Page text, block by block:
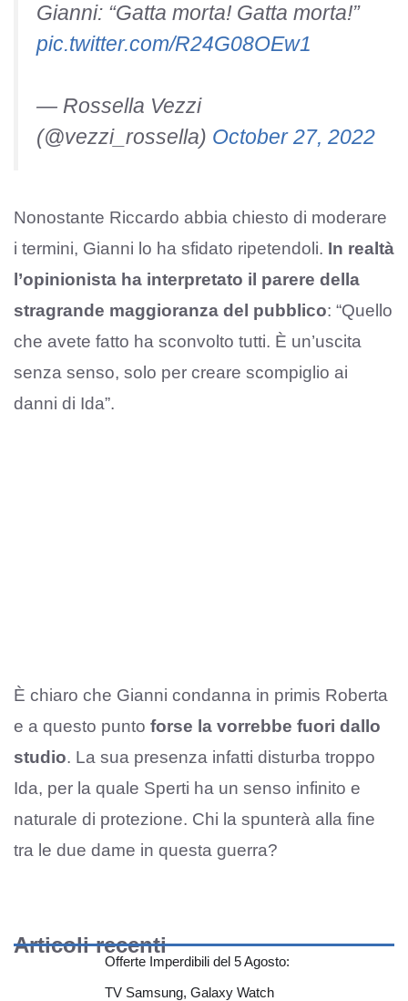
Gianni: “Gatta morta! Gatta morta!”
pic.twitter.com/R24G08OEw1
— Rossella Vezzi
(@vezzi_rossella) October 27, 2022
Nonostante Riccardo abbia chiesto di moderare
i termini, Gianni lo ha sfidato ripetendoli. In realtà
l’opinionista ha interpretato il parere della
stragrande maggioranza del pubblico: “Quello
che avete fatto ha sconvolto tutti. È un’uscita
senza senso, solo per creare scompiglio ai
danni di Ida”.
È chiaro che Gianni condanna in primis Roberta
e a questo punto forse la vorrebbe fuori dallo
studio. La sua presenza infatti disturba troppo
Ida, per la quale Sperti ha un senso infinito e
naturale di protezione. Chi la spunterà alla fine
tra le due dame in questa guerra?
Articoli recenti
Offerte Imperdibili del 5 Agosto:
TV Samsung, Galaxy Watch